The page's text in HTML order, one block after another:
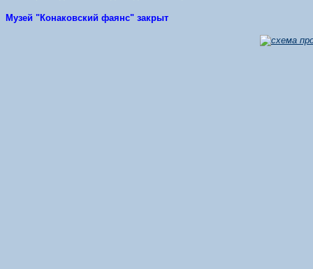
Музей "Конаковский фаянс" закрыт